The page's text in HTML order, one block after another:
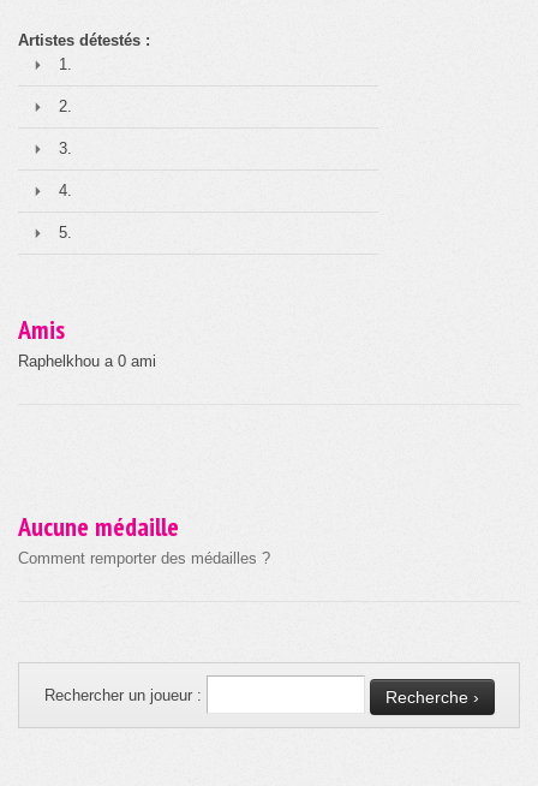
Artistes détestés :
1.
2.
3.
4.
5.
Amis
Raphelkhou a 0 ami
Aucune médaille
Comment remporter des médailles ?
Rechercher un joueur :